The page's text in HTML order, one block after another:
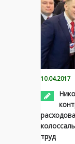
10.04.2017
труд